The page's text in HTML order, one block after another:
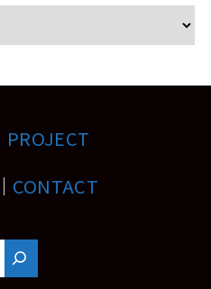
PROJECT
｜ CONTACT